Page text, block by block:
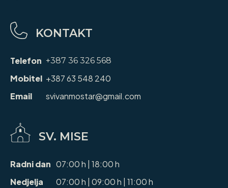
KONTAKT
Telefon +387 36 326 568
Mobitel +387 63 548 240
Email
svivanmostar@gmail.com
SV. MISE
Radni dan 07:00 h | 18:00 h
Nedjelja
07:00 h | 09:00 h | 11:00 h